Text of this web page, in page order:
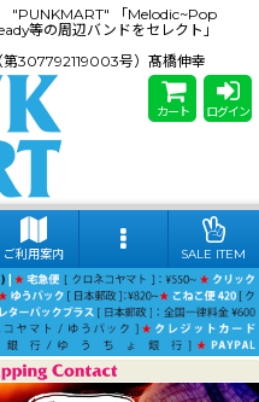
"PUNKMART" 「Melodic~Pop
等の周辺バンドをセレクト」
307792119003号）髙橋伸幸
カート ログイン
ご利用案内 SALE ITEM